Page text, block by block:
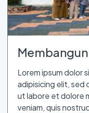
Lorem ipsum dolor
adipisicing elit, sed
ut labore et dolore
veniam, quis